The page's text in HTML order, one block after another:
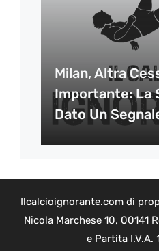
Milan, Altra
Importante: La
Dato Un
Ilcalcioignorante.com di
Nicola Marchese 10, 00141
e Partita I.V.A.